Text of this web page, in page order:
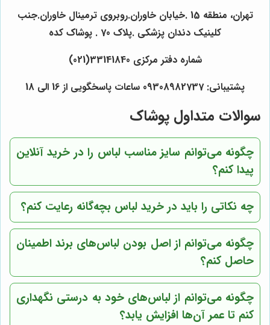
تهران، منطقه 15 .خیابان خاوران.روبروی ترمینال خاوران.جنب
کلینیک دندان پزشکی .پلاک 70 . پوشاک کده
شماره دفتر مرکزی 33141840(021)
پشتیبانی: 09308982737 ساعات پاسخگویی از 16 الی 18
سوالات متداول پوشاک
چگونه می‌توانم سایز مناسب لباس را در خرید آنلاین
پیدا کنم؟
چه نکاتی را باید در خرید لباس بچه‌گانه رعایت کنم؟
چگونه می‌توانم از اصل بودن لباس‌های برند اطمینان
حاصل کنم؟
چگونه می‌توانم از لباس‌های خود به درستی نگهداری
کنم تا عمر آن‌ها افزایش یابد؟